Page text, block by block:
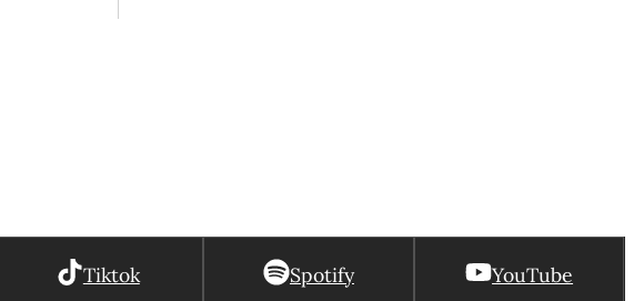
En
firmó
Tiktok Spotify YouTube